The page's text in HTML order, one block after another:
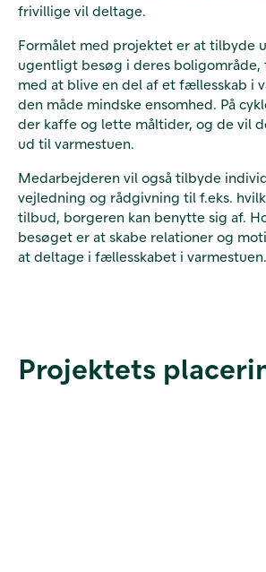
frivillige vil deltage.
Formålet med projektet er at tilbyde
ugentligt besøg i deres
med at blive en del af et fællesskab i
den måde mindske ensomhed. På
der kaffe og lette måltider, og de vil
ud til varmestuen.
Medarbejderen vil også tilbyde
vejledning og rådgivning til f.eks.
tilbud, borgeren kan benytte sig af.
besøget er at skabe relationer og
at deltage i fællesskabet i varmestuen.
Projektets